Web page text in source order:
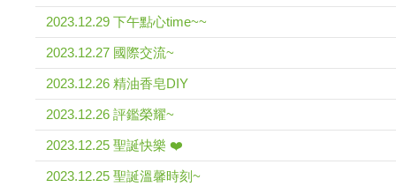
2023.12.29 下午點心time~~
2023.12.27 國際交流~
2023.12.26 精油香皂DIY
2023.12.26 評鑑榮耀~
2023.12.25 聖誕快樂 ❤️
2023.12.25 聖誕溫馨時刻~